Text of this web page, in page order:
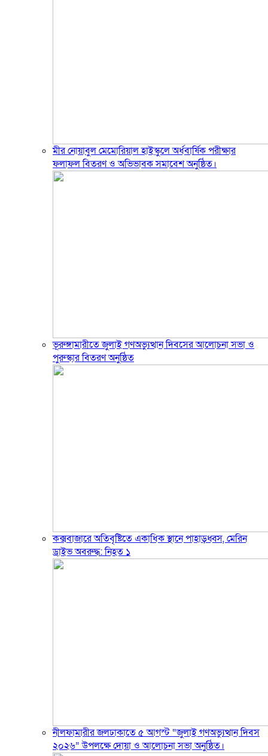
মীর নোয়াবুল মেমোরিয়াল হাইস্কুলে অর্ধবার্ষিক পরীক্ষার
ফলাফল বিতরণ ও অভিভাবক সমাবেশ অনুষ্ঠিত।
ভূরুঙ্গামারীতে জুলাই গণঅভ্যুত্থান দিবসের আলোচনা সভা ও
পুরুস্কার বিতরণ অনুষ্ঠিত
কক্সবাজারে অতিবৃষ্টিতে একাধিক স্থানে পাহাড়ধ্বস, মেরিন
ড্রাইভ অবরুদ্ধ: নিহত ১
নীলফামারীর জলঢাকাতে ৫ আগস্ট “জুলাই গণঅভ্যুত্থান দিবস
২০২৬” উপলক্ষে দোয়া ও আলোচনা সভা অনুষ্ঠিত।